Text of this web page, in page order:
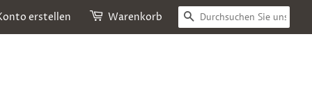
erstellen Warenkorb SUCHEN